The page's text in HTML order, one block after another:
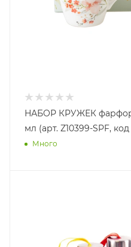
НАБОР КРУЖЕК
мл (арт. Z10399-SPF,
Много